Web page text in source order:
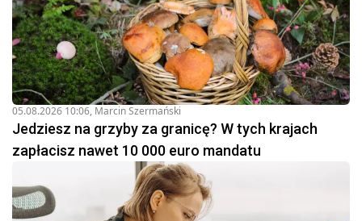
05.08.2026 10:06, Marcin Szermański
Jedziesz na grzyby za granicę? W tych krajach
zapłacisz nawet 10 000 euro mandatu